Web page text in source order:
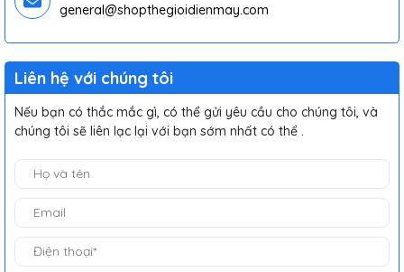
general@shopthegioidienmay.com
Liên hệ với chúng tôi
Nếu bạn có thắc mắc gì, có thể gửi yêu cầu cho chúng tôi, và
chúng tôi sẽ liên lạc lại với bạn sớm nhất có thể .